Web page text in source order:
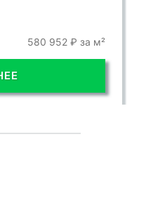
580 952 ₽ за м²